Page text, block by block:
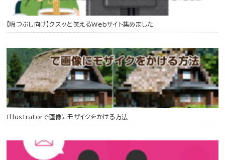
【暇つぶし向け】クスッと笑えるWebサイト集めました
Illustratorで画像にモザイクをかける方法